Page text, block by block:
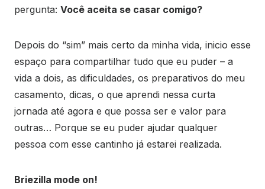
pergunta: Você aceita se casar comigo?
Depois do “sim” mais certo da minha vida, inicio esse
espaço para compartilhar tudo que eu puder – a
vida a dois, as dificuldades, os preparativos do meu
casamento, dicas, o que aprendi nessa curta
jornada até agora e que possa ser e valor para
outras… Porque se eu puder ajudar qualquer
pessoa com esse cantinho já estarei realizada.
Briezilla mode on!